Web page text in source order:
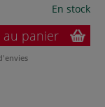
En stock
panier